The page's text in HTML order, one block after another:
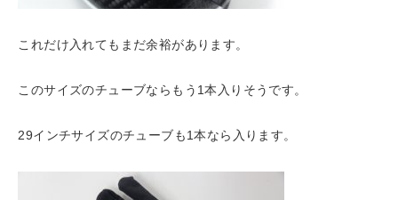
これだけ入れてもまだ余裕があります。
このサイズのチューブならもう1本入りそうです。
29インチサイズのチューブも1本なら入ります。